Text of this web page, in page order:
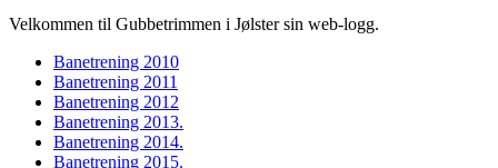
Velkommen til Gubbetrimmen i Jølster sin web-logg.
Banetrening 2010
Banetrening 2011
Banetrening 2012
Banetrening 2013.
Banetrening 2014.
Banetrening 2015.